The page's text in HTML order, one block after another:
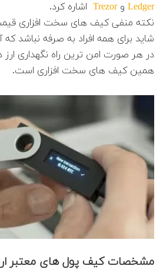
Ledger وTrezor اشاره کرد.
نکته منفی کیف های سخت افزاری
شاید برای همه افراد به صرفه نباشد که
در هر صورت امن ترین راه نگهداری ارز
همین کیف های سخت افزاری است.
مشخصات کیف پول های معتبر